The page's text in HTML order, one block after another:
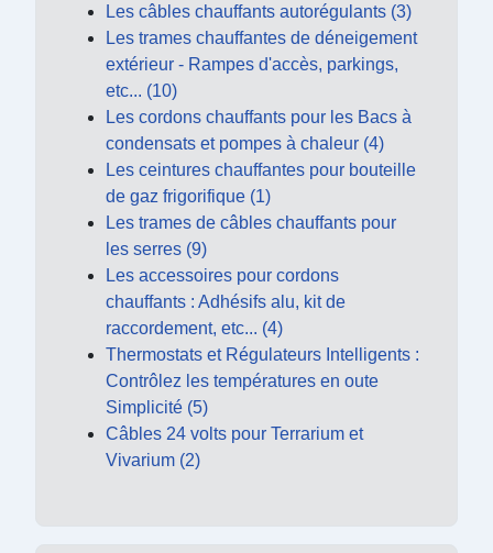
Les câbles chauffants autorégulants (3)
Les trames chauffantes de déneigement
extérieur - Rampes d'accès, parkings,
etc... (10)
Les cordons chauffants pour les Bacs à
condensats et pompes à chaleur (4)
Les ceintures chauffantes pour bouteille
de gaz frigorifique (1)
Les trames de câbles chauffants pour
les serres (9)
Les accessoires pour cordons
chauffants : Adhésifs alu, kit de
raccordement, etc... (4)
Thermostats et Régulateurs Intelligents :
Contrôlez les températures en oute
Simplicité (5)
Câbles 24 volts pour Terrarium et
Vivarium (2)